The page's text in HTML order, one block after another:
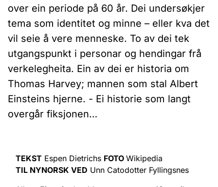
over ein periode på 60 år. Dei undersøkjer
tema som identitet og minne – eller kva det
vil seie å vere menneske. To av dei tek
utgangspunkt i personar og hendingar frå
verkelegheita. Ein av dei er historia om
Thomas Harvey; mannen som stal Albert
Einsteins hjerne. - Ei historie som langt
overgår fiksjonen…
TEKST Espen Dietrichs FOTO Wikipedia
TIL NYNORSK VED Unn Catodotter Fyllingsnes